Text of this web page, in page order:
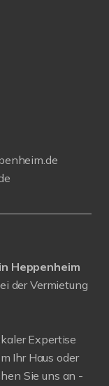
Heppenheim
der Vermietung
Expertise
Ihr Haus oder
Sie uns an -